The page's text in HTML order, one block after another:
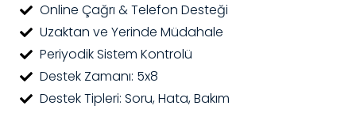
Online Çağrı & Telefon Desteği
Uzaktan ve Yerinde Müdahale
Periyodik Sistem Kontrolü
Destek Zamanı: 5x8
Destek Tipleri: Soru, Hata, Bakım